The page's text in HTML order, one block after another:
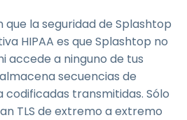
que la seguridad de Splashtop
HIPAA es que Splashtop no
accede a ninguno de tus
secuencias de
transmitidas. Sólo
TLS de extremo a extremo